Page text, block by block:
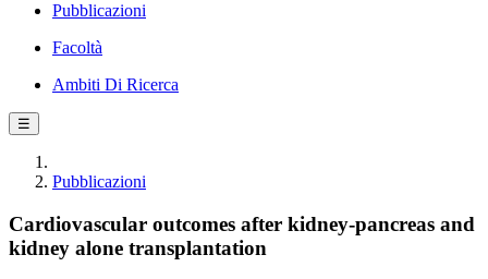
Pubblicazioni
Facoltà
Ambiti Di Ricerca
☰
Pubblicazioni
Cardiovascular outcomes after kidney-pancreas and
kidney alone transplantation